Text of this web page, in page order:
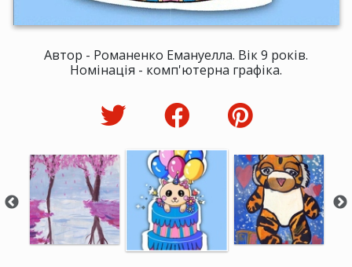
Автор - Романенко Емануелла. Вік 9 років.
Номінація - комп'ютерна графіка.